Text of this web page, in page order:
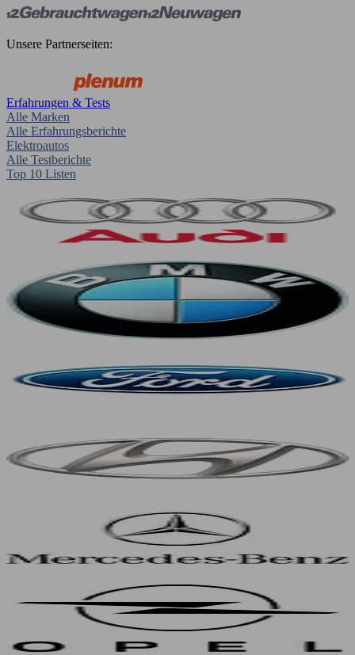
Unsere Partnerseiten:
Erfahrungen & Tests
Alle Marken
Alle Erfahrungsberichte
Elektroautos
Alle Testberichte
Top 10 Listen